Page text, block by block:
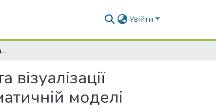
Увійти
Застосування теорії графів для удосконалення та візуалізації алгоритму пошуку найкоротшого шляху в математичній моделі відео ігри
моделі